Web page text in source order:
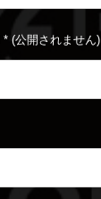
* (公開されません)